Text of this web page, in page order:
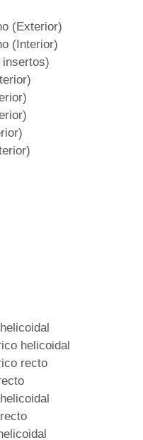
(Exterior)
(Interior)
helicoidal
recto